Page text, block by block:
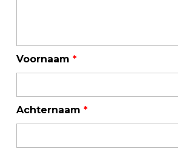
Voornaam *
Achternaam *